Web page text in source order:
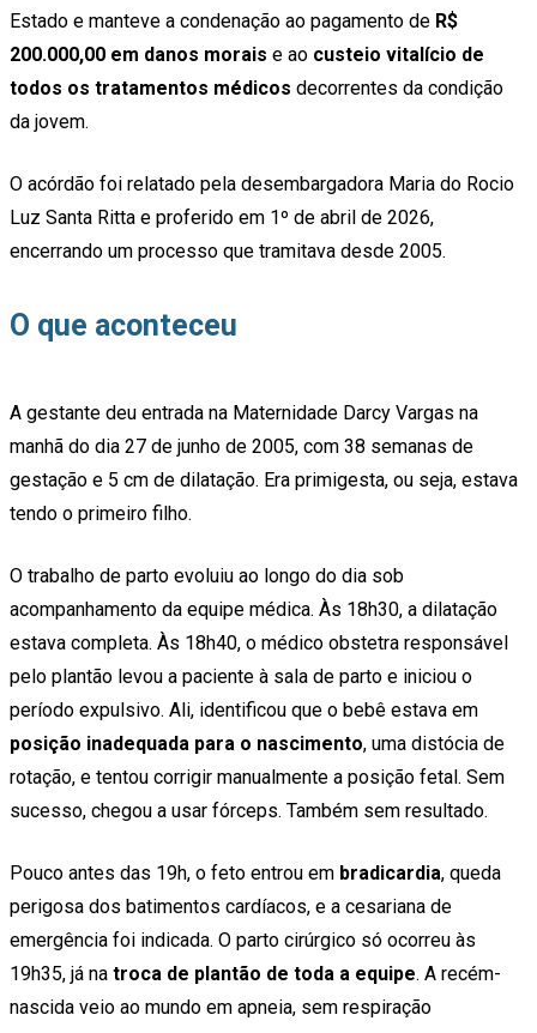
Estado e manteve a condenação ao pagamento de R$
200.000,00 em danos morais e ao custeio vitalício de
todos os tratamentos médicos decorrentes da condição
da jovem.
O acórdão foi relatado pela desembargadora Maria do Rocio
Luz Santa Ritta e proferido em 1º de abril de 2026,
encerrando um processo que tramitava desde 2005.
O que aconteceu
A gestante deu entrada na Maternidade Darcy Vargas na
manhã do dia 27 de junho de 2005, com 38 semanas de
gestação e 5 cm de dilatação. Era primigesta, ou seja, estava
tendo o primeiro filho.
O trabalho de parto evoluiu ao longo do dia sob
acompanhamento da equipe médica. Às 18h30, a dilatação
estava completa. Às 18h40, o médico obstetra responsável
pelo plantão levou a paciente à sala de parto e iniciou o
período expulsivo. Ali, identificou que o bebê estava em
posição inadequada para o nascimento, uma distócia de
rotação, e tentou corrigir manualmente a posição fetal. Sem
sucesso, chegou a usar fórceps. Também sem resultado.
Pouco antes das 19h, o feto entrou em bradicardia, queda
perigosa dos batimentos cardíacos, e a cesariana de
emergência foi indicada. O parto cirúrgico só ocorreu às
19h35, já na troca de plantão de toda a equipe. A recém-
nascida veio ao mundo em apneia, sem respiração